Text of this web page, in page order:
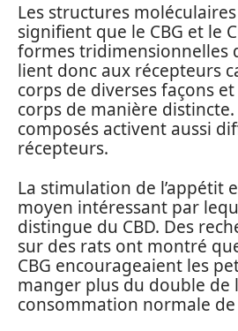
Les structures
signifient que le CBG et le
formes tridimensionnelles
lient donc aux récepteurs
corps de diverses façons
corps de manière distincte.
composés activent aussi
récepteurs.
La stimulation de l’appétit
moyen intéressant par
distingue du CBD. Des
sur des rats ont montré
CBG encourageaient les
manger plus du double de
consommation normale